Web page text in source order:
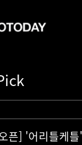
픈] '어리틀케